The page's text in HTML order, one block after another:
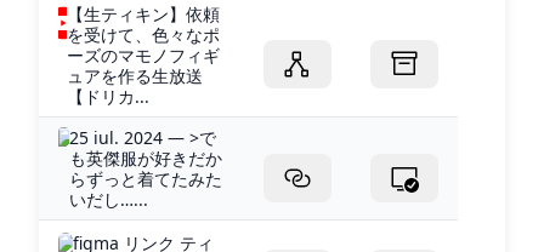
【生ティキン】依頼
を受けて、色々なポ
ーズのマモノフィギ
ュアを作る生放送
【ドリカ...
25 iul. 2024 — >で
も英傑服が好きだか
らずっと着てたみた
いだし…...
figma リンク ティ